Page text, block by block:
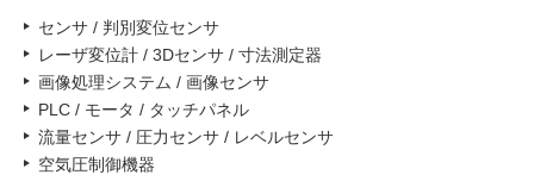
センサ / 判別変位センサ
レーザ変位計 / 3Dセンサ / 寸法測定器
画像処理システム / 画像センサ
PLC / モータ / タッチパネル
流量センサ / 圧力センサ / レベルセンサ
空気圧制御機器